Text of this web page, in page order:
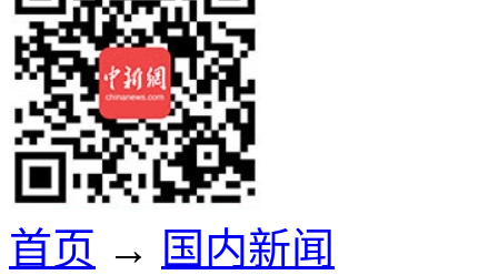
首页 → 国内新闻